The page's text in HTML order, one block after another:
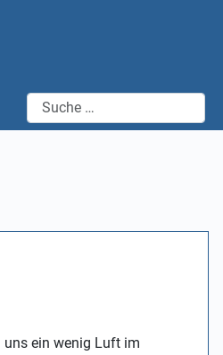
Suchen
uns ein wenig Luft im